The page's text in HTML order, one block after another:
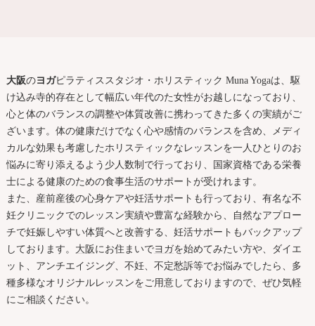
大阪のヨガピラティススタジオ・ホリスティック Muna Yogaは、駆
け込み寺的存在として幅広い年代のた女性がお越しになっており、
心と体のバランスの調整や体質改善に携わってきた多くの実績がご
ざいます。体の健康だけでなく心や感情のバランスを含め、メディ
カルな効果も考慮したホリスティックなレッスンを一人ひとりのお
悩みに寄り添えるよう少人数制で行っており、国家資格である栄養
士による健康のための食事生活のサポートが受けれます。
また、産前産後の心身ケアや妊活サポートも行っており、有名な不
妊クリニックでのレッスン実績や豊富な経験から、自然なアプロー
チで妊娠しやすい体質へと改善する、妊活サポートもバックアップ
しております。 大阪 にお住まいでヨガを始めてみたい方や、ダイエ
ット、アンチエイジング、不妊、不定愁訴等でお悩みでしたら、多
種多様なオリジナルレッスンをご用意しておりますので、ぜひ気軽
にご相談ください。